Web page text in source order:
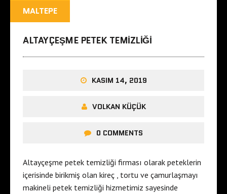
MALTEPE
ALTAYÇEŞME PETEK TEMIZLIĞI
KASIM 14, 2019
VOLKAN KÜÇÜK
0 COMMENTS
Altayçeşme petek temizliği firması olarak peteklerin
içerisinde birikmiş olan kireç , tortu ve çamurlaşmayı
makineli petek temizliği hizmetimiz sayesinde